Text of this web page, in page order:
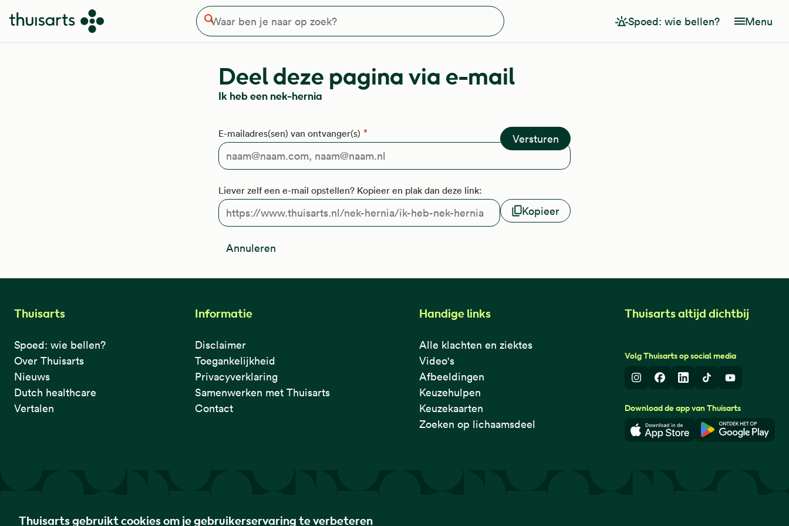
Thuisarts gebruikt cookies om je gebruikerservaring te verbeteren
Overslaan en naar de inhoud gaan Waar ben je naar op zoek?
Zoeken Spoed: wie bellen? Menu
Deel deze pagina via e-mail
Ik heb een nek-hernia
E-mailadres(sen) van ontvanger(s)
Liever zelf een e-mail opstellen? Kopieer en plak dan deze link:
Kopieer
Annuleren
Thuisarts
Spoed: wie bellen?
Over Thuisarts
Nieuws
Dutch healthcare
Vertalen
Informatie
Disclaimer
Toegankelijkheid
Privacyverklaring
Samenwerken met Thuisarts
Contact
Handige links
Alle klachten en ziektes
Video's
Afbeeldingen
Keuzehulpen
Keuzekaarten
Zoeken op lichaamsdeel
Thuisarts altijd dichtbij
Volg Thuisarts op social media
InstagramFacebook
LinkedInTikTokYoutube
Download de app van Thuisarts
Download in de App Store
Download